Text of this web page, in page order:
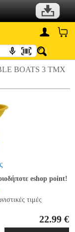
BOATS 3 ΤΜΧ
eshop point!
τιμές
22.99 €